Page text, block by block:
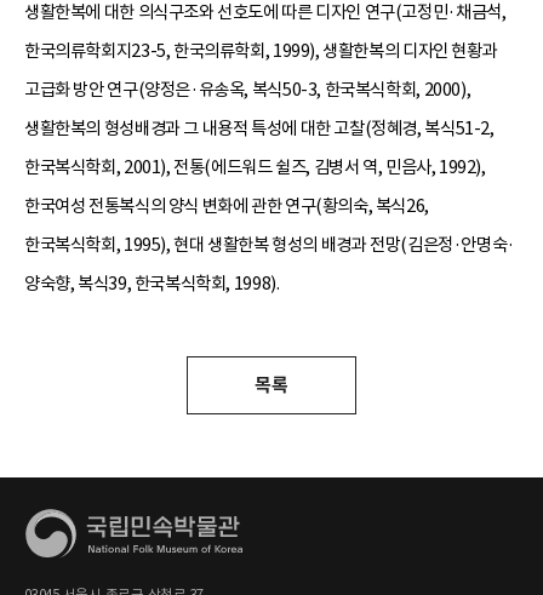
생활한복에 대한 의식구조와 선호도에 따른 디자인 연구(고정민·채금석,
한국의류학회지23-5, 한국의류학회, 1999), 생활한복의 디자인 현황과
고급화 방안 연구(양정은·유송옥, 복식50-3, 한국복식학회, 2000),
생활한복의 형성배경과 그 내용적 특성에 대한 고찰(정혜경, 복식51-2,
한국복식학회, 2001), 전통(에드워드 쉴즈, 김병서 역, 민음사, 1992),
한국여성 전통복식의 양식 변화에 관한 연구(황의숙, 복식26,
한국복식학회, 1995), 현대 생활한복 형성의 배경과 전망(김은정·안명숙·
양숙향, 복식39, 한국복식학회, 1998).
목록